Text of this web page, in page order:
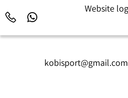
kobisport@gmail.com